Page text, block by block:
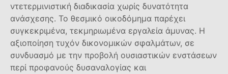
ντετερμινιστική διαδικασία χωρίς δυνατότητα
ανάσχεσης. Το θεσμικό οικοδόμημα παρέχει
συγκεκριμένα, τεκμηριωμένα εργαλεία άμυνας. Η
αξιοποίηση τυχόν δικονομικών σφαλμάτων, σε
συνδυασμό με την προβολή ουσιαστικών ενστάσεων
περί προφανούς δυσαναλογίας και